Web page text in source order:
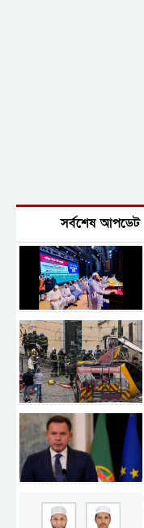
সর্বশেষ আপডেট